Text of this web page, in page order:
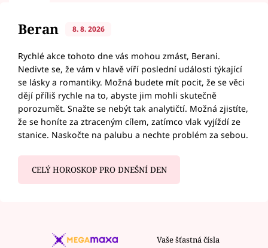
Beran 8. 8. 2026
Rychlé akce tohoto dne vás mohou zmást, Berani.
Nedivte se, že vám v hlavě víří poslední události týkající
se lásky a romantiky. Možná budete mít pocit, že se věci
dějí příliš rychle na to, abyste jim mohli skutečně
porozumět. Snažte se nebýt tak analytičtí. Možná zjistíte,
že se honíte za ztraceným cílem, zatímco vlak vyjíždí ze
stanice. Naskočte na palubu a nechte problém za sebou.
CELÝ HOROSKOP PRO DNEŠNÍ DEN
Vaše šťastná čísla